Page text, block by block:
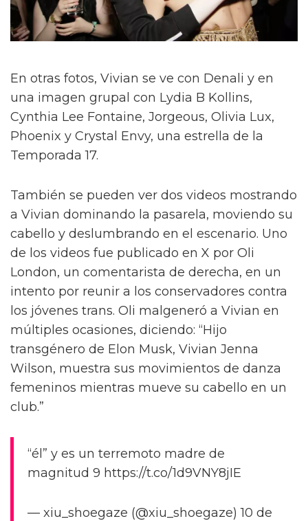
En otras fotos, Vivian se ve con Denali y en
una imagen grupal con Lydia B Kollins,
Cynthia Lee Fontaine, Jorgeous, Olivia Lux,
Phoenix y Crystal Envy, una estrella de la
Temporada 17.
También se pueden ver dos videos mostrando
a Vivian dominando la pasarela, moviendo su
cabello y deslumbrando en el escenario. Uno
de los videos fue publicado en X por Oli
London, un comentarista de derecha, en un
intento por reunir a los conservadores contra
los jóvenes trans. Oli malgeneró a Vivian en
múltiples ocasiones, diciendo: “Hijo
transgénero de Elon Musk, Vivian Jenna
Wilson, muestra sus movimientos de danza
femeninos mientras mueve su cabello en un
club.”
“él” y es un terremoto madre de
magnitud 9 https://t.co/1d9VNY8jIE
— xiu_shoegaze (@xiu_shoegaze) 10 de